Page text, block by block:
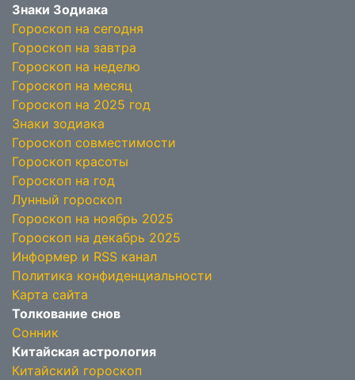
Знаки Зодиака
Гороскоп на сегодня
Гороскоп на завтра
Гороскоп на неделю
Гороскоп на месяц
Гороскоп на 2025 год
Знаки зодиака
Гороскоп совместимости
Гороскоп красоты
Гороскоп на год
Лунный гороскоп
Гороскоп на ноябрь 2025
Гороскоп на декабрь 2025
Информер и RSS канал
Политика конфиденциальности
Карта сайта
Толкование снов
Сонник
Китайская астрология
Китайский гороскоп